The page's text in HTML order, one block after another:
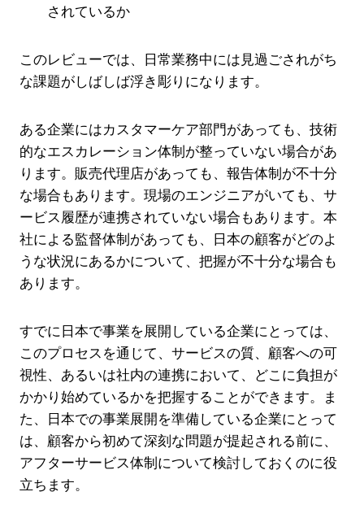
されているか
このレビューでは、日常業務中には見過ごされがち
な課題がしばしば浮き彫りになります。
ある企業にはカスタマーケア部門があっても、技術
的なエスカレーション体制が整っていない場合があ
ります。販売代理店があっても、報告体制が不十分
な場合もあります。現場のエンジニアがいても、サ
ービス履歴が連携されていない場合もあります。本
社による監督体制があっても、日本の顧客がどのよ
うな状況にあるかについて、把握が不十分な場合も
あります。
すでに日本で事業を展開している企業にとっては、
このプロセスを通じて、サービスの質、顧客への可
視性、あるいは社内の連携において、どこに負担が
かかり始めているかを把握することができます。ま
た、日本での事業展開を準備している企業にとって
は、顧客から初めて深刻な問題が提起される前に、
アフターサービス体制について検討しておくのに役
立ちます。